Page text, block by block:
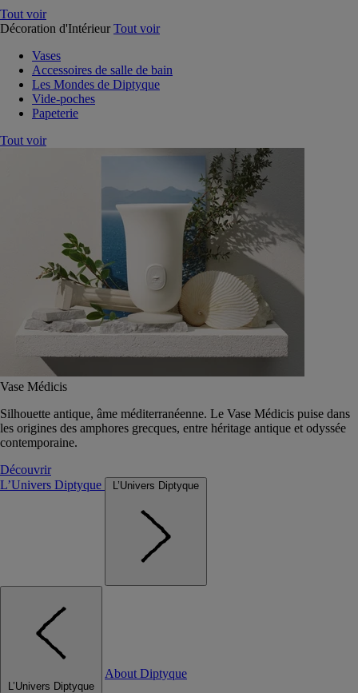
Tout voir
Décoration d'Intérieur Tout voir
Vases
Accessoires de salle de bain
Les Mondes de Diptyque
Vide-poches
Papeterie
Tout voir
Vase Médicis
Silhouette antique, âme méditerranéenne. Le Vase Médicis puise dans
les origines des amphores grecques, entre héritage antique et odyssée
contemporaine.
Découvrir
L’Univers Diptyque
L’Univers Diptyque
L’Univers Diptyque
About Diptyque